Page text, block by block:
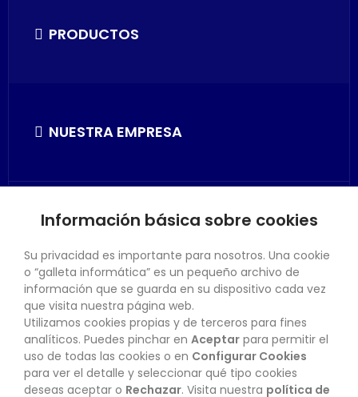
PRODUCTOS
NUESTRA EMPRESA
SU CUENTA
CONTACTO
BOLETÍN
Información básica sobre cookies
Su privacidad es importante para nosotros. Una cookie
o “galleta informática” es un pequeño archivo de
información que se guarda en su dispositivo cada vez
que visita nuestra página web.
Utilizamos cookies propias y de terceros para fines
analíticos. Puedes pinchar en Aceptar para permitir el
uso de todas las cookies o en Configurar Cookies
para ver el detalle y seleccionar qué tipo cookies
deseas aceptar o Rechazar. Visita nuestra política de